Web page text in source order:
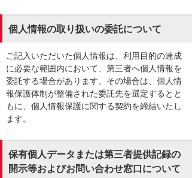
個人情報の取り扱いの委託について
ご記入いただいた個人情報は、利用目的の達成
に必要な範囲内において、第三者へ個人情報を
委託する場合があります。その場合は、個人情
報保護体制が整備された委託先を選定するとと
もに、個人情報保護に関する契約を締結いたし
ます。
保有個人データまたは第三者提供記録の
開示等およびお問い合わせ窓口について